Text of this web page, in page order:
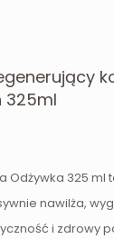
325ml
Odżywka 325
nawilża,
i zdrowy